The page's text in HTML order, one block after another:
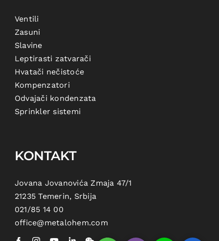
Ventili
Zasuni
Slavine
Leptirasti zatvarači
Hvatači nečistoće
Kompenzatori
Odvajači kondenzata
Sprinkler sistemi
KONTAKT
Jovana Jovanovića Zmaja 47/1
21235 Temerin, Srbija
021/85 14 00
office@metalohem.com